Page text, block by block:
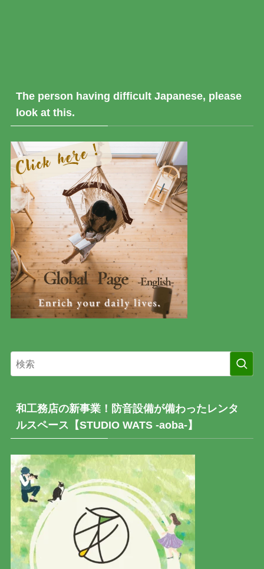
The person having difficult Japanese, please
look at this.
和工務店の新事業！防音設備が備わったレンタ
ルスペース【STUDIO WATS -aoba-】